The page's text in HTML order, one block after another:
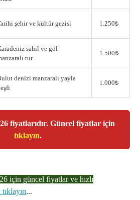
şehir ve kültür gezisi 1.250₺
sahil ve göl
tur
1.500₺
denizi manzaralı yayla
1.000₺
fiyatlarıdır. Güncel fiyatlar için
tıklayın.
için güncel fiyatlar ve hızlı
...